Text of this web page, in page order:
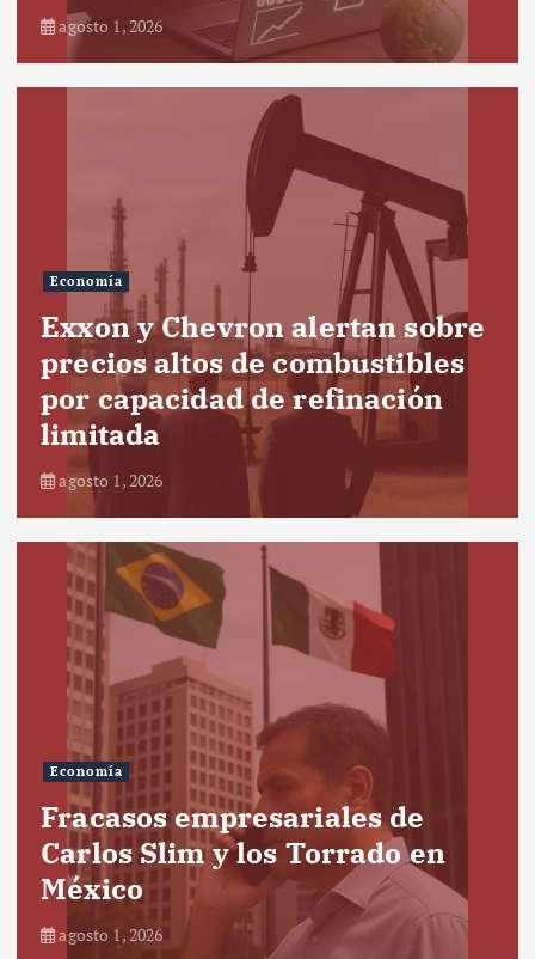
agosto 1, 2026
Economía
Exxon y Chevron alertan sobre
precios altos de combustibles
por capacidad de refinación
limitada
agosto 1, 2026
Economía
Fracasos empresariales de
Carlos Slim y los Torrado en
México
agosto 1, 2026